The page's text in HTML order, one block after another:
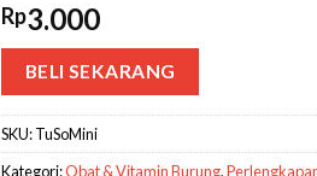
Rp3.000
BELI SEKARANG
SKU:TuSoMini
Kategori:Obat & Vitamin Burung,